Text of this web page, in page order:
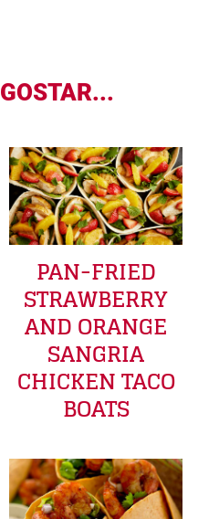
GOSTAR...
PAN-FRIED
STRAWBERRY
AND ORANGE
SANGRIA
CHICKEN TACO
BOATS